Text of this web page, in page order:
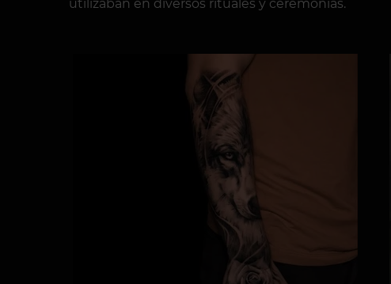
utilizaban en diversos rituales y ceremonias.